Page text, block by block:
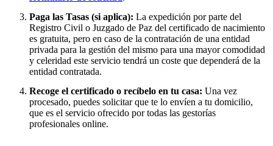
Paga las Tasas (si aplica): La expedición por parte del
Registro Civil o Juzgado de Paz del certificado de nacimiento
es gratuita, pero en caso de la contratación de una entidad
privada para la gestión del mismo para una mayor comodidad
y celeridad este servicio tendrá un coste que dependerá de la
entidad contratada.
Recoge el certificado o recíbelo en tu casa: Una vez
procesado, puedes solicitar que te lo envíen a tu domicilio,
que es el servicio ofrecido por todas las gestorías
profesionales online.